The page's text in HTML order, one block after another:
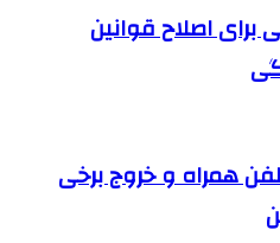
اصلاح قوانین
همراه و خروج برخی